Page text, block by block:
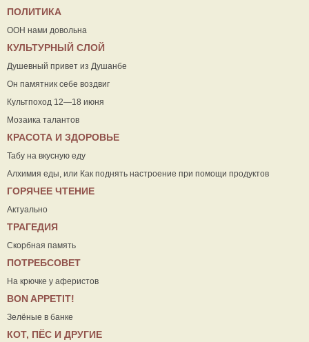
ПОЛИТИКА
ООН нами довольна
КУЛЬТУРНЫЙ СЛОЙ
Душевный привет из Душанбе
Он памятник себе воздвиг
Культпоход 12—18 июня
Мозаика талантов
КРАСОТА И ЗДОРОВЬЕ
Табу на вкусную еду
Алхимия еды, или Как поднять настроение при помощи продуктов
ГОРЯЧЕЕ ЧТЕНИЕ
Актуально
ТРАГЕДИЯ
Скорбная память
ПОТРЕБСОВЕТ
На крючке у аферистов
ВON APPETIT!
Зелёные в банке
КОТ, ПЁС И ДРУГИЕ